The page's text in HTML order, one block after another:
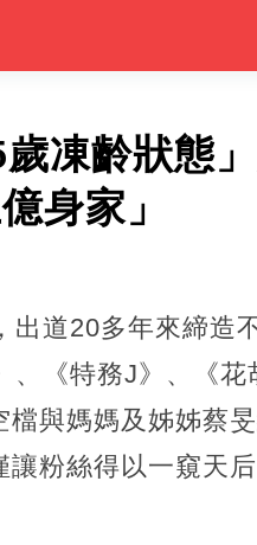
凍齡狀態
身家」
出道20多年來締造
、《特務J》、《
與媽媽及姊姊蔡
粉絲得以一窺天